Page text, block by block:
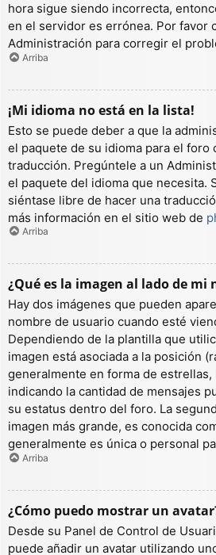
hora sigue siendo incorrecta,
en el servidor es errónea. Por favor
Administración para corregir el
Arriba
¡Mi idioma no está en la lista!
Esto se puede deber a que la
el paquete de su idioma para el foro
traducción. Pregúntele a un
el paquete del idioma que necesita.
siéntase libre de hacer una
más información en el sitio web de
Arriba
¿Qué es la imagen al lado de mi
Hay dos imágenes que pueden
nombre de usuario cuando esté
Dependiendo de la plantilla que
imagen está asociada a la posición
generalmente en forma de
indicando la cantidad de mensajes
su estatus dentro del foro. La
imagen más grande, es conocida
generalmente es única o personal
Arriba
¿Cómo puedo mostrar un
Desde su Panel de Control de
puede añadir un avatar utilizando